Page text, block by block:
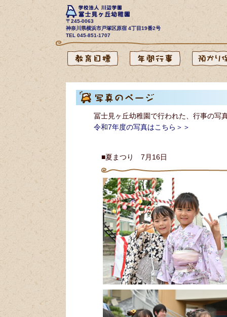
〒245-0063
神奈川県横浜市戸塚区原宿 4丁目19番2号
TEL 045-851-1707
冨士見ヶ丘幼稚園で行われた、行事の写
令和7年度の写真はこちら＞＞
■夏まつり 7月16日